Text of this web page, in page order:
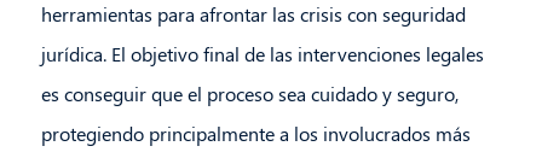
herramientas para afrontar las crisis con seguridad
jurídica. El objetivo final de las intervenciones legales
es conseguir que el proceso sea cuidado y seguro,
protegiendo principalmente a los involucrados más